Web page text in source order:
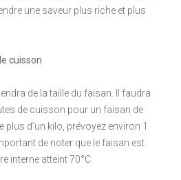
une saveur plus riche et plus
cuisson
de la taille du faisan. Il faudra
de cuisson pour un faisan de
plus d’un kilo, prévoyez environ 1
de noter que le faisan est
interne atteint 70°C.